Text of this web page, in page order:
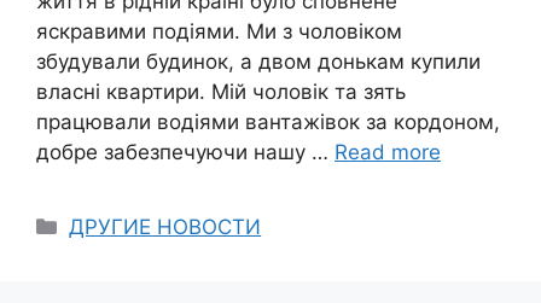
яскравими подіями. Ми з чоловіком
збудували будинок, а двом донькам купили
власні квартири. Мій чоловік та зять
працювали водіями вантажівок за кордоном,
добре забезпечуючи нашу … Read more
Categories
ДРУГИЕ НОВОСТИ